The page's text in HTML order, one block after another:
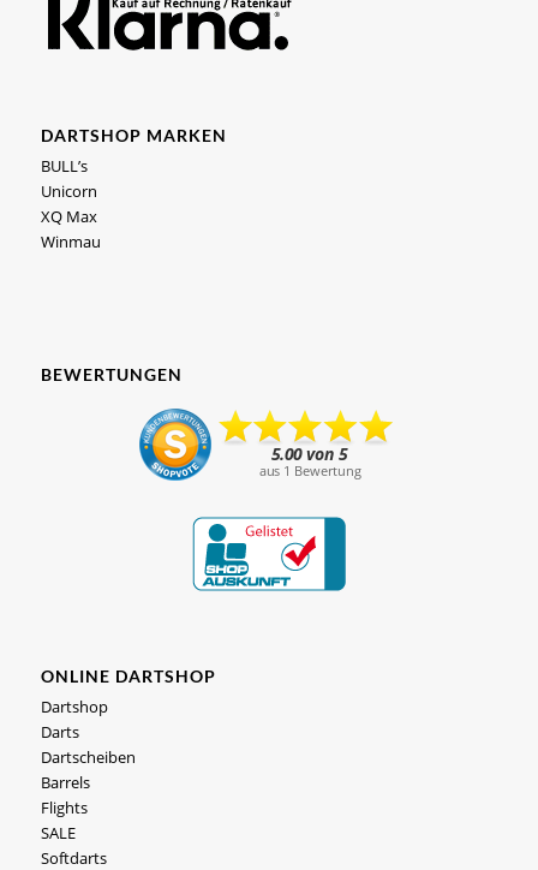
DARTSHOP MARKEN
BULL’s
Unicorn
XQ Max
Winmau
BEWERTUNGEN
ONLINE DARTSHOP
Dartshop
Darts
Dartscheiben
Barrels
Flights
SALE
Softdarts